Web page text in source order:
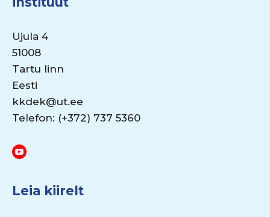
Ujula 4
51008
Tartu linn
Eesti
kkdek@ut.ee
Telefon: (+372) 737 5360
Leia kiirelt